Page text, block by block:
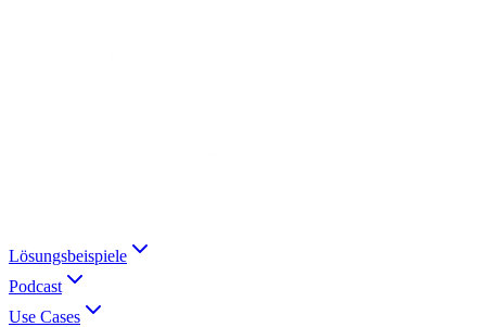
Lösungsbeispiele
Podcast
Use Cases